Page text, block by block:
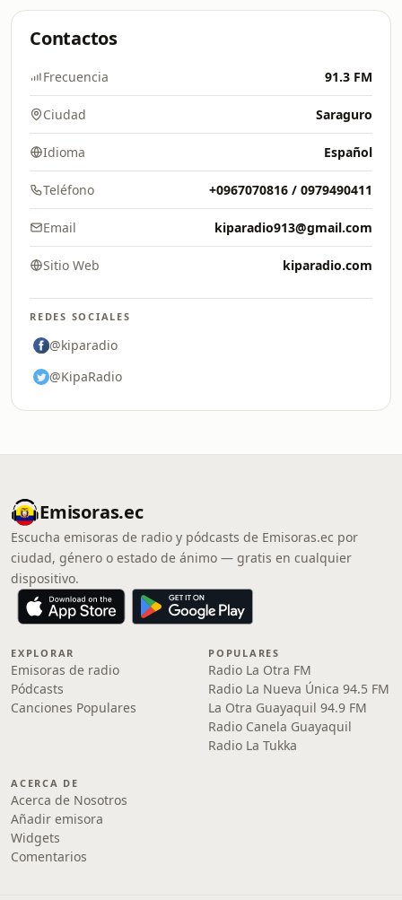
Contactos
Frecuencia 91.3 FM
Ciudad Saraguro
Idioma Español
Teléfono +0967070816 / 0979490411
Email kiparadio913@gmail.com
Sitio Web kiparadio.com
REDES SOCIALES
@kiparadio
@KipaRadio
Emisoras.ec
Escucha emisoras de radio y pódcasts de Emisoras.ec por
ciudad, género o estado de ánimo — gratis en cualquier
dispositivo.
EXPLORAR
Emisoras de radio
Pódcasts
Canciones Populares
POPULARES
Radio La Otra FM
Radio La Nueva Única 94.5 FM
La Otra Guayaquil 94.9 FM
Radio Canela Guayaquil
Radio La Tukka
ACERCA DE
Acerca de Nosotros
Añadir emisora
Widgets
Comentarios